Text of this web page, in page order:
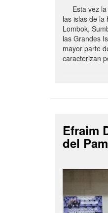
Esta vez la
las islas de la
Lombok,
las Grandes
mayor parte
caracterizan
Efraim
del